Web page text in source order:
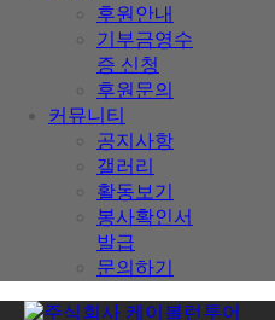
후원안내
기부금영수
증 신청
후원문의
커뮤니티
공지사항
갤러리
활동보기
봉사확인서
발급
문의하기